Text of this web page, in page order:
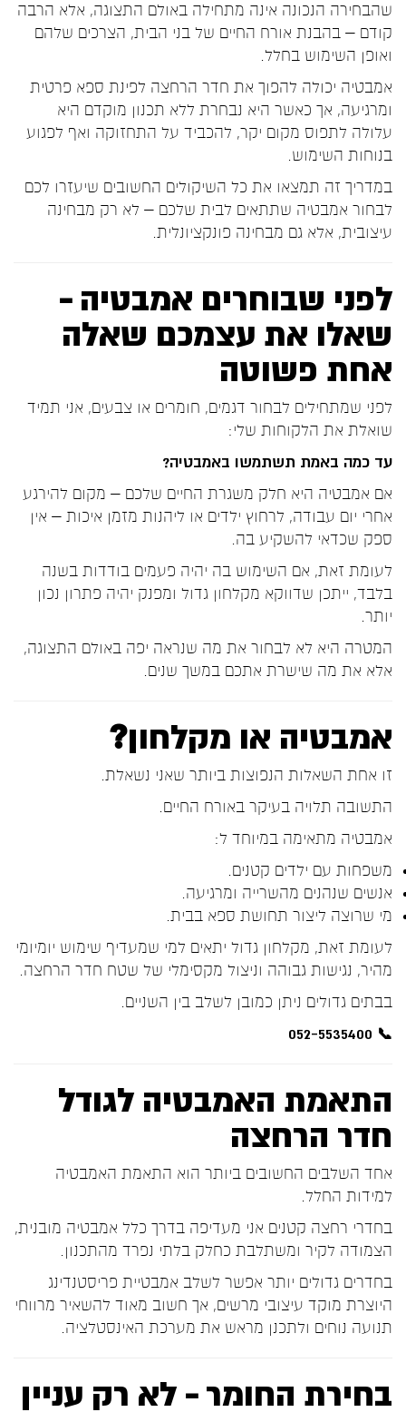
שהבחירה הנכונה אינה מתחילה באולם התצוגה, אלא הרבה
קודם – בהבנת אורח החיים של בני הבית, הצרכים שלהם
ואופן השימוש בחלל.
אמבטיה יכולה להפוך את חדר הרחצה לפינת ספא פרטית
ומרגיעה, אך כאשר היא נבחרת ללא תכנון מוקדם היא
עלולה לתפוס מקום יקר, להכביד על התחזוקה ואף לפגוע
בנוחות השימוש.
במדריך זה תמצאו את כל השיקולים החשובים שיעזרו לכם
לבחור אמבטיה שתתאים לבית שלכם – לא רק מבחינה
עיצובית, אלא גם מבחינה פונקציונלית.
לפני שבוחרים אמבטיה –
שאלו את עצמכם שאלה
אחת פשוטה
לפני שמתחילים לבחור דגמים, חומרים או צבעים, אני תמיד
שואלת את הלקוחות שלי:
עד כמה באמת תשתמשו באמבטיה?
אם אמבטיה היא חלק משגרת החיים שלכם – מקום להירגע
אחרי יום עבודה, לרחוץ ילדים או ליהנות מזמן איכות – אין
ספק שכדאי להשקיע בה.
לעומת זאת, אם השימוש בה יהיה פעמים בודדות בשנה
בלבד, ייתכן שדווקא מקלחון גדול ומפנק יהיה פתרון נכון
יותר.
המטרה היא לא לבחור את מה שנראה יפה באולם התצוגה,
אלא את מה שישרת אתכם במשך שנים.
אמבטיה או מקלחון?
זו אחת השאלות הנפוצות ביותר שאני נשאלת.
התשובה תלויה בעיקר באורח החיים.
אמבטיה מתאימה במיוחד ל:
משפחות עם ילדים קטנים.
אנשים שנהנים מהשרייה ומרגיעה.
מי שרוצה ליצור תחושת ספא בבית.
לעומת זאת, מקלחון גדול יתאים למי שמעדיף שימוש יומיומי
מהיר, נגישות גבוהה וניצול מקסימלי של שטח חדר הרחצה.
בבתים גדולים ניתן כמובן לשלב בין השניים.
📞 052-5535400
התאמת האמבטיה לגודל
חדר הרחצה
אחד השלבים החשובים ביותר הוא התאמת האמבטיה
למידות החלל.
בחדרי רחצה קטנים אני מעדיפה בדרך כלל אמבטיה מובנית,
הצמודה לקיר ומשתלבת כחלק בלתי נפרד מהתכנון.
בחדרים גדולים יותר אפשר לשלב אמבטיית פריסטנדינג
היוצרת מוקד עיצובי מרשים, אך חשוב מאוד להשאיר מרווחי
תנועה נוחים ולתכנן מראש את מערכת האינסטלציה.
בחירת החומר – לא רק עניין